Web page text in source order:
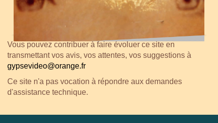
Vous pouvez contribuer à faire évoluer ce site en
transmettant vos avis, vos attentes, vos suggestions à
gypsevideo@orange.fr
Ce site n'a pas vocation à répondre aux demandes
d'assistance technique.